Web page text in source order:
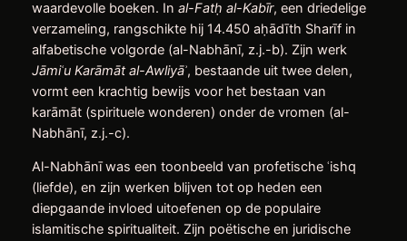
waardevolle boeken. In al-Fatḥ al-Kabīr, een driedelige
verzameling, rangschikte hij 14.450 aḥādīth Sharīf in
alfabetische volgorde (al-Nabhānī, z.j.-b). Zijn werk
Jāmiʿu Karāmāt al-Awliyāʾ, bestaande uit twee delen,
vormt een krachtig bewijs voor het bestaan van
karāmāt (spirituele wonderen) onder de vromen (al-
Nabhānī, z.j.-c).
Al-Nabhānī was een toonbeeld van profetische ʿishq
(liefde), en zijn werken blijven tot op heden een
diepgaande invloed uitoefenen op de populaire
islamitische spiritualiteit. Zijn poëtische en juridische